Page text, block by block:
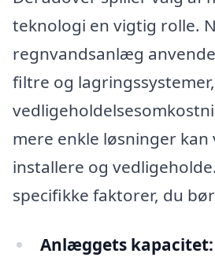
teknologi en vigtig rolle.
regnvandsanlæg
filtre og
mere enkle løsninger
installere og
specifikke faktorer, du
Anlæggets kapacitet: